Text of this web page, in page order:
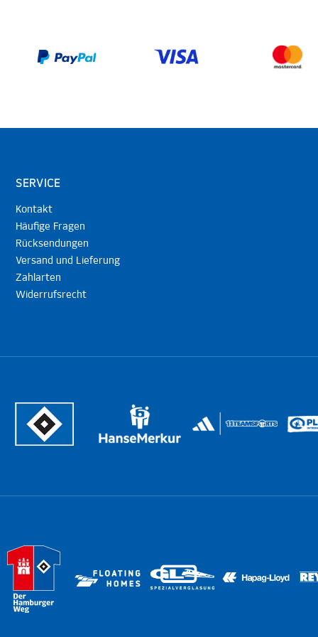
SERVICE
Kontakt
Häufige Fragen
Rücksendungen
Versand und Lieferung
Zahlarten
Widerrufsrecht